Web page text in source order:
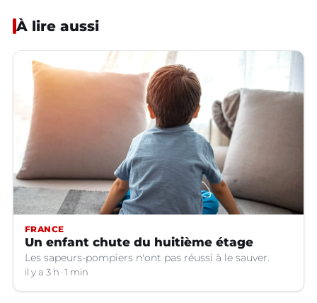
À lire aussi
FRANCE
Un enfant chute du huitième étage
Les sapeurs-pompiers n'ont pas réussi à le sauver.
il y a 3 h 1 min